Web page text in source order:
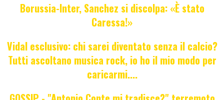
Borussia-Inter, Sanchez si discolpa: «È stato
Caressa!»
Vidal esclusivo: chi sarei diventato senza il calcio?
Tutti ascoltano musica rock, io ho il mio modo per
caricarmi....